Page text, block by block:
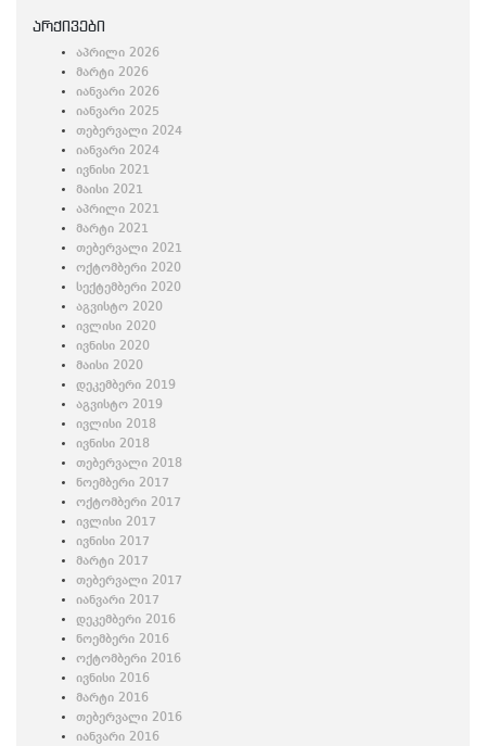
არქივები
აპრილი 2026
მარტი 2026
იანვარი 2026
იანვარი 2025
თებერვალი 2024
იანვარი 2024
ივნისი 2021
მაისი 2021
აპრილი 2021
მარტი 2021
თებერვალი 2021
ოქტომბერი 2020
სექტემბერი 2020
აგვისტო 2020
ივლისი 2020
ივნისი 2020
მაისი 2020
დეკემბერი 2019
აგვისტო 2019
ივლისი 2018
ივნისი 2018
თებერვალი 2018
ნოემბერი 2017
ოქტომბერი 2017
ივლისი 2017
ივნისი 2017
მარტი 2017
თებერვალი 2017
იანვარი 2017
დეკემბერი 2016
ნოემბერი 2016
ოქტომბერი 2016
ივნისი 2016
მარტი 2016
თებერვალი 2016
იანვარი 2016